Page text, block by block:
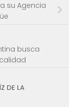
su Agencia
busca
DE LA